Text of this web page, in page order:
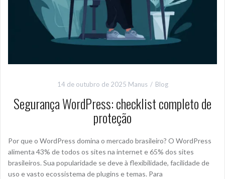
14 de outubro de 2025 Manus Blog
Segurança WordPress: checklist completo de
proteção
Por que o WordPress domina o mercado brasileiro? O WordPress
alimenta 43% de todos os sites na internet e 65% dos sites
brasileiros. Sua popularidade se deve à flexibilidade, facilidade de
uso e vasto ecossistema de plugins e temas. Para